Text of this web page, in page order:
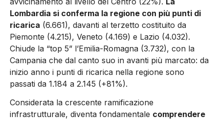
Lombardia si conferma la regione con più punti di
ricarica (6.661), davanti al terzetto costituito da
Piemonte (4.215), Veneto (4.169) e Lazio (4.032).
Chiude la “top 5” l’Emilia-Romagna (3.732), con la
Campania che dal canto suo in avanti più marcato: da
inizio anno i punti di ricarica nella regione sono
passati da 1.184 a 2.145 (+81%).
Considerata la crescente ramificazione
infrastrutturale, diventa fondamentale comprendere